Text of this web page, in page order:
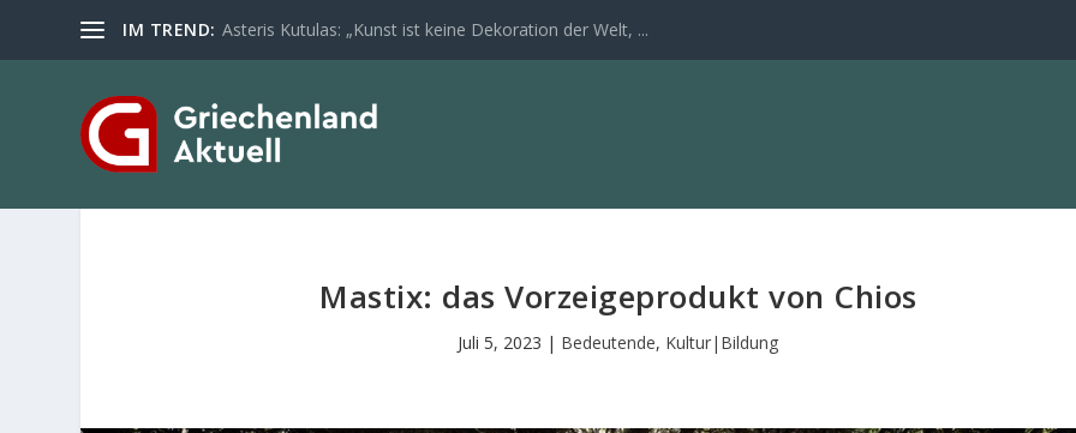
IM TREND: Asteris Kutulas: „Kunst ist keine Dekoration der Welt, ...
Mastix: das Vorzeigeprodukt von Chios
Juli 5, 2023 | Bedeutende, Kultur|Bildung